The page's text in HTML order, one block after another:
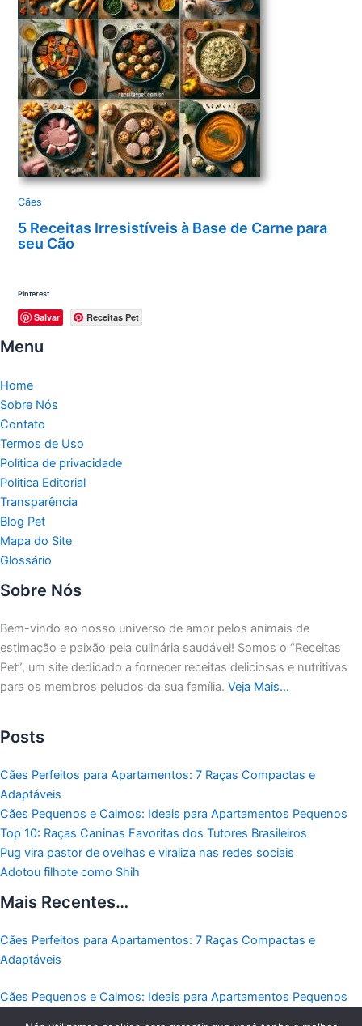
Cães
5 Receitas Irresistíveis à Base de Carne para
seu Cão
Pinterest
Salvar Receitas Pet
Menu
Home
Sobre Nós
Contato
Termos de Uso
Política de privacidade
Politica Editorial
Transparência
Blog Pet
Mapa do Site
Glossário
Sobre Nós
Bem-vindo ao nosso universo de amor pelos animais de
estimação e paixão pela culinária saudável! Somos o “Receitas
Pet”, um site dedicado a fornecer receitas deliciosas e nutritivas
para os membros peludos da sua família. Veja Mais…
Posts
Cães Perfeitos para Apartamentos: 7 Raças Compactas e
Adaptáveis
Cães Pequenos e Calmos: Ideais para Apartamentos Pequenos
Top 10: Raças Caninas Favoritas dos Tutores Brasileiros
Pug vira pastor de ovelhas e viraliza nas redes sociais
Adotou filhote como Shih
Mais Recentes…
Cães Perfeitos para Apartamentos: 7 Raças Compactas e
Adaptáveis
Cães Pequenos e Calmos: Ideais para Apartamentos Pequenos